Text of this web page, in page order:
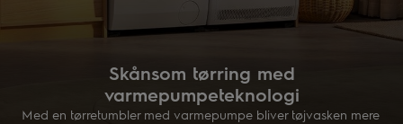
Skånsom tørring med
varmepumpeteknologi
Med en tørretumbler med varmepumpe bliver tøjvasken mere